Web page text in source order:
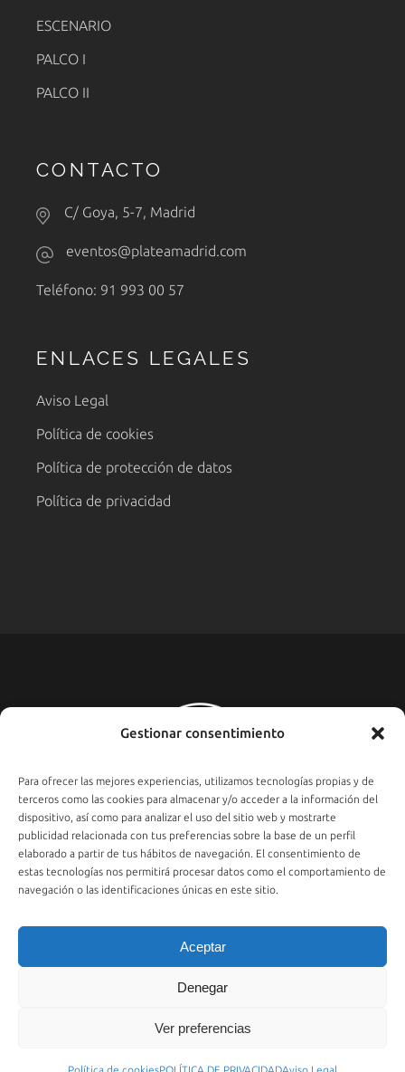
Gestionar consentimiento
Para ofrecer las mejores experiencias, utilizamos tecnologías propias y de
terceros como las cookies para almacenar y/o acceder a la información del
dispositivo, así como para analizar el uso del sitio web y mostrarte
publicidad relacionada con tus preferencias sobre la base de un perfil
elaborado a partir de tus hábitos de navegación. El consentimiento de
estas tecnologías nos permitirá procesar datos como el comportamiento de
navegación o las identificaciones únicas en este sitio.
Aceptar
Denegar
Ver preferencias
ESCENARIO
PALCO I
PALCO II
CONTACTO
C/ Goya, 5-7, Madrid
eventos@plateamadrid.com
Teléfono: 91 993 00 57
ENLACES LEGALES
Aviso Legal
Política de cookies
Política de protección de datos
Política de privacidad